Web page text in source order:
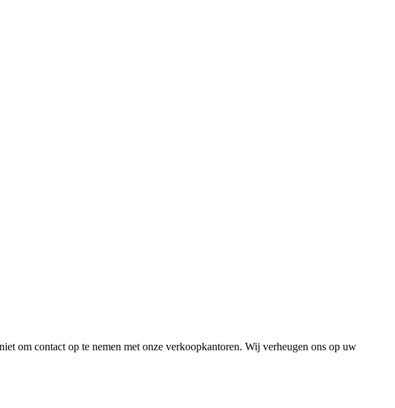
om contact op te nemen met onze verkoopkantoren. Wij verheugen ons op uw